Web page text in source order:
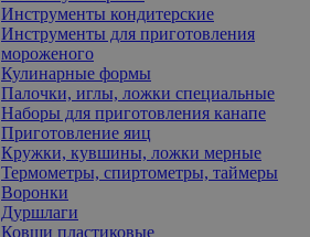
Инструменты кондитерские
Инструменты для приготовления
мороженого
Кулинарные формы
Палочки, иглы, ложки специальные
Наборы для приготовления канапе
Приготовление яиц
Кружки, кувшины, ложки мерные
Термометры, спиртометры, таймеры
Воронки
Дуршлаги
Ковши пластиковые